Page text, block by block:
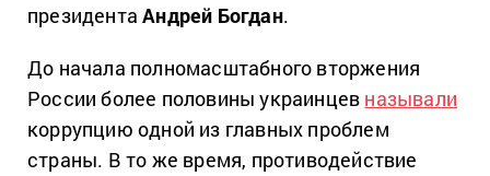
президентаАндрей Богдан.
До начала полномасштабного вторжения
России более половины украинцев называли
коррупцию одной из главных проблем
страны. В то же время, противодействие